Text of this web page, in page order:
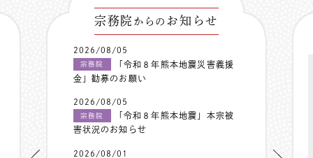
宗務院 からの お知らせ
2026/08/05
宗務院
「令和８年熊本地震災害義援
金」勧募のお願い
2026/08/05
宗務院
「令和８年熊本地震」本宗被
害状況のお知らせ
2026/08/01